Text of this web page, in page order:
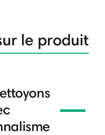
le produit